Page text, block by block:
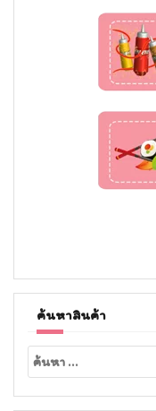
ค้นหาสินค้า
ค้นหา
สำหรับ: